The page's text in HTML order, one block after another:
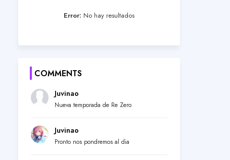
Error: No hay resultados
COMMENTS
Juvinao
Nueva temporada de Re Zero
Juvinao
Pronto nos pondremos al dia